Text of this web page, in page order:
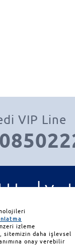
VIP Line
|
| İletişim
izleme
daha işlevsel
onay verebilir